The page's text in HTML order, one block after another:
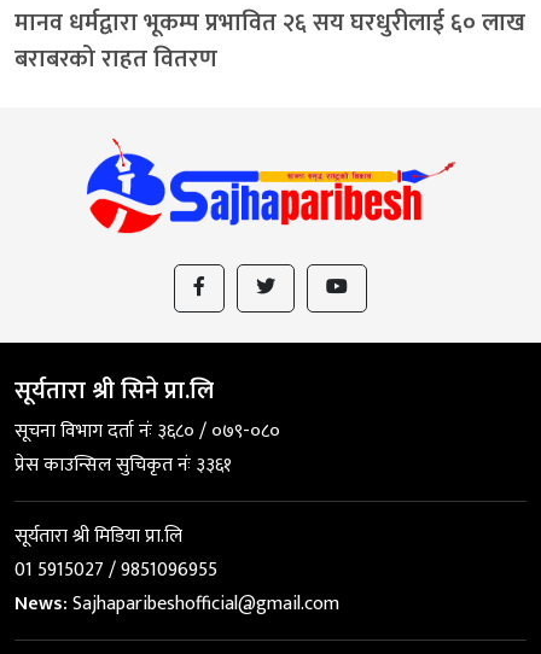
मानव धर्मद्वारा भूकम्प प्रभावित २६ सय घरधुरीलाई ६० लाख
बराबरको राहत वितरण
सूर्यतारा श्री सिने प्रा.लि
सूचना विभाग दर्ता नंः ३६८० / ०७९-०८०
प्रेस काउन्सिल सुचिकृत नंः ३३६१
सूर्यतारा श्री मिडिया प्रा.लि
01 5915027 / 9851096955
News:Sajhaparibeshofficial@gmail.com